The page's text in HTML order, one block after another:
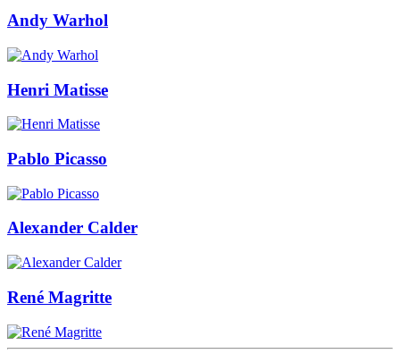
Andy Warhol
Henri Matisse
Pablo Picasso
Alexander Calder
René Magritte